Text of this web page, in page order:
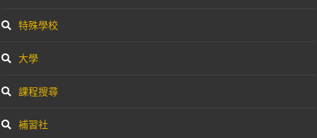
特殊學校
大學
課程搜尋
補習社